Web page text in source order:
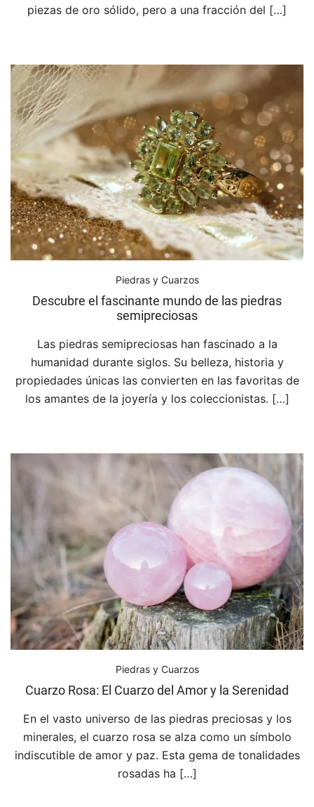
piezas de oro sólido, pero a una fracción del […]
Piedras y Cuarzos
Descubre el fascinante mundo de las piedras
semipreciosas
Las piedras semipreciosas han fascinado a la
humanidad durante siglos. Su belleza, historia y
propiedades únicas las convierten en las favoritas de
los amantes de la joyería y los coleccionistas. […]
Piedras y Cuarzos
Cuarzo Rosa: El Cuarzo del Amor y la Serenidad
En el vasto universo de las piedras preciosas y los
minerales, el cuarzo rosa se alza como un símbolo
indiscutible de amor y paz. Esta gema de tonalidades
rosadas ha […]